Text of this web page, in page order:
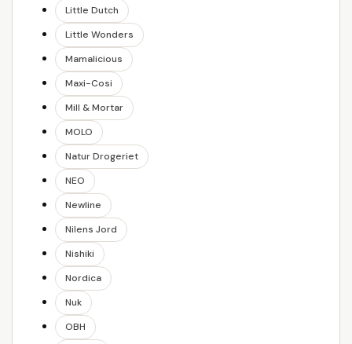
Little Dutch
Little Wonders
Mamalicious
Maxi-Cosi
Mill & Mortar
MOLO
Natur Drogeriet
NEO
Newline
Nilens Jord
Nishiki
Nordica
Nuk
OBH